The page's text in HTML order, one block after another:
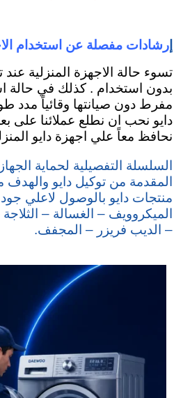
رشادات مفصلة عن استخدام
تسوء حالة الاجهزة المنزلية
بدون استخدام . كذلك في حالة
مفرط دون صيانتها وقائياً مدد
دايو نحب ان نطلع عملائنا على
نحافظ معاً علي اجهزة دايو
السلسلة التفصيلية لحماية
المقدمة من توكيل دايو والهدف
منتجات دايو بالوصول لاعلي
الميكروويف – الغسالة –
– الديب فريزر – المجفف.